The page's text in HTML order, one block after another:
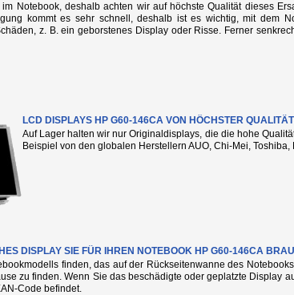
Notebook, deshalb achten wir auf höchste Qualität dieses
kommt es sehr schnell, deshalb ist es wichtig, mit dem
z. B. ein geborstenes Display oder Risse. Ferner
LCD DISPLAYS HP G60-146CA VON HÖCHSTER
Auf Lager halten wir nur Originaldisplays, die die hohe
Beispiel von den globalen Herstellern AUO, Chi-Mei,
DISPLAY SIE FÜR IHREN NOTEBOOK HP G60-146CA
finden, das auf der Rückseitenwanne des
zu finden. Wenn Sie das beschädigte oder geplatzte Display
Code befindet.